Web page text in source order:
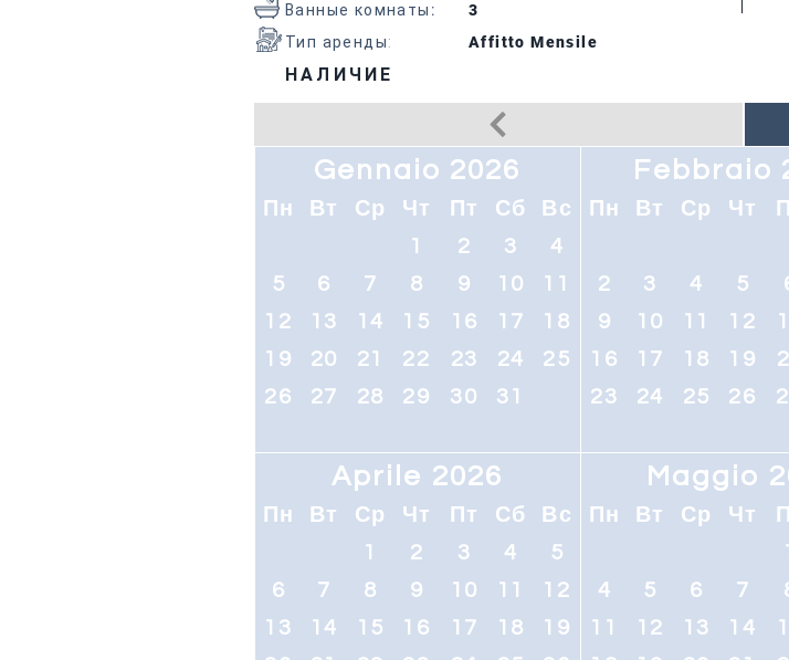
Ванные комнаты :
3
Тип аренды:
Affitto Mensile
НАЛИЧИЕ
Gennaio 2026
Пн Вт Ср Чт Пт Сб
Вс
1
2 3
4
5
6 7 8 9 10
11
12
13 14 15 16 17
18
19
20 21 22 23 24
25
26
27 28 29 30 31
Aprile 2026
Пн Вт Ср Чт Пт Сб
Вс
1
2 3 4
5
6
7 8 9 10 11
12
13
14 15 16 17 18
19
Febbraio
Пн Вт Ср Чт
2
3 4 5
9
10 11 12
16
17 18 19
23
24 25 26
Maggio
Пн Вт Ср Чт
1
4
5 6 7
11
12 13 14